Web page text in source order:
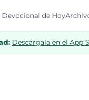
Devocional de Hoy
Descárgala en el App